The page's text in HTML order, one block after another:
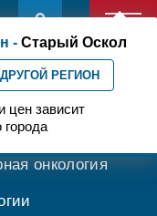
- Старый Оскол
ДРУГОЙ РЕГИОН
цен зависит
городатерапия
онкология